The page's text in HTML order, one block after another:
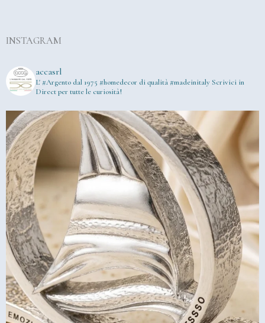
INSTAGRAM
accasrl
L' #Argento dal 1975 #homedecor di qualità #madeinitaly Scrivici in
Direct per tutte le curiosità!